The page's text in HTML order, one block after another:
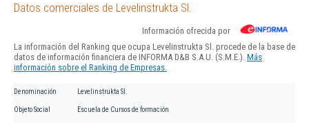
Datos comerciales de Levelinstrukta Sl.
Información ofrecida por
La información del Ranking que ocupa Levelinstrukta Sl. procede de la base de
datos de información financiera de INFORMA D&B S.A.U. (S.M.E.). Más
información sobre el Ranking de Empresas.
Denominación Levelinstrukta Sl.
Objeto Social Escuela de Cursos de formación